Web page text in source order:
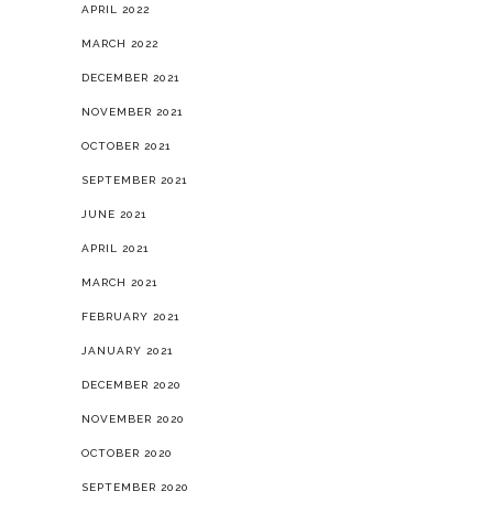
APRIL 2022
MARCH 2022
DECEMBER 2021
NOVEMBER 2021
OCTOBER 2021
SEPTEMBER 2021
JUNE 2021
APRIL 2021
MARCH 2021
FEBRUARY 2021
JANUARY 2021
DECEMBER 2020
NOVEMBER 2020
OCTOBER 2020
SEPTEMBER 2020